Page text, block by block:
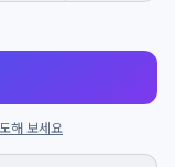
해 보세요